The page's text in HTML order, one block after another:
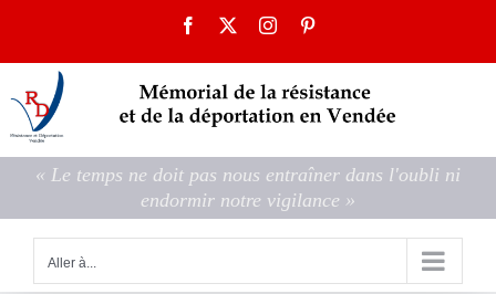
contenu
Facebook Instagram
« Le temps ne doit pas nous entraîner dans l'oubli ni
endormir notre vigilance »
Aller à...